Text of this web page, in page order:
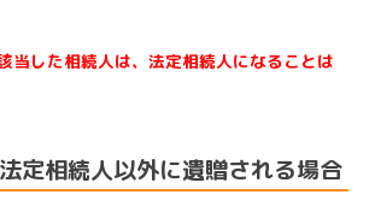
当した相続人は、法定相続人になることは
定相続人以外に遺贈される場合